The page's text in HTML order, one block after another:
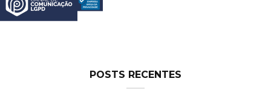
POSTS RECENTES